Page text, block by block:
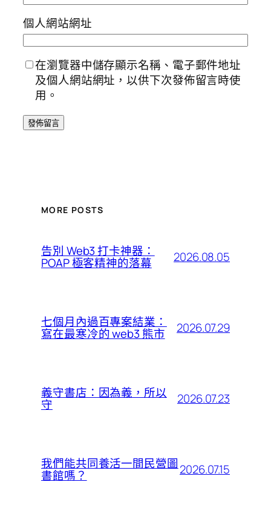
個人網站網址
在瀏覽器中儲存顯示名稱、電子郵件地址
及個人網站網址，以供下次發佈留言時使
用。
MORE POSTS
告別 Web3 打卡神器：
POAP 極客精神的落幕 2026.08.05
七個月內過百專案結業：
寫在最寒冷的 web3 熊市 2026.07.29
義守書店：因為義，所以
守 2026.07.23
我們能共同養活一間民營圖
書館嗎？ 2026.07.15